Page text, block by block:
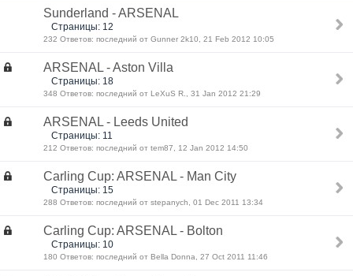
Sunderland - ARSENAL
Страницы: 12
232 Ответов: последний от Gunner 2k10, 21 Feb 2012 10:05
ARSENAL - Aston Villa
Страницы: 18
348 Ответов: последний от LeXuS R., 31 Jan 2012 21:29
ARSENAL - Leeds United
Страницы: 11
212 Ответов: последний от tem87, 12 Jan 2012 14:50
Carling Cup: ARSENAL - Man City
Страницы: 15
288 Ответов: последний от stepanych, 01 Dec 2011 13:34
Carling Cup: ARSENAL - Bolton
Страницы: 10
180 Ответов: последний от Bella Donna, 27 Oct 2011 11:46